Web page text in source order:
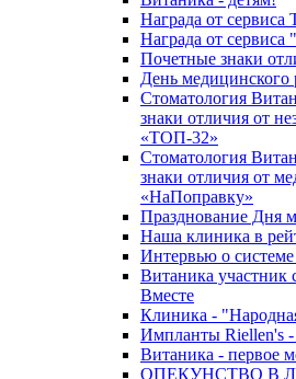
Награда от сервиса
Награда от
Почетные знаки
День медицинского
Стоматология
знаки отличия от
«ТОП-32»
Стоматология
знаки отличия от
«НаПоправку»
Празднование Дня
Наша клиника в
Интервью о
Витаника участник
Вместе
Клиника -
Импланты Riellen's -
Витаника - первое
ОПЕКУНСТВО В